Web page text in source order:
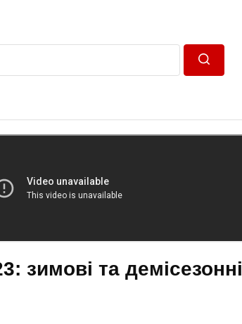
зимові та демісезонні